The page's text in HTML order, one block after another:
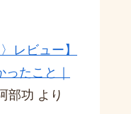
レビュー】
たこと｜
部功 より